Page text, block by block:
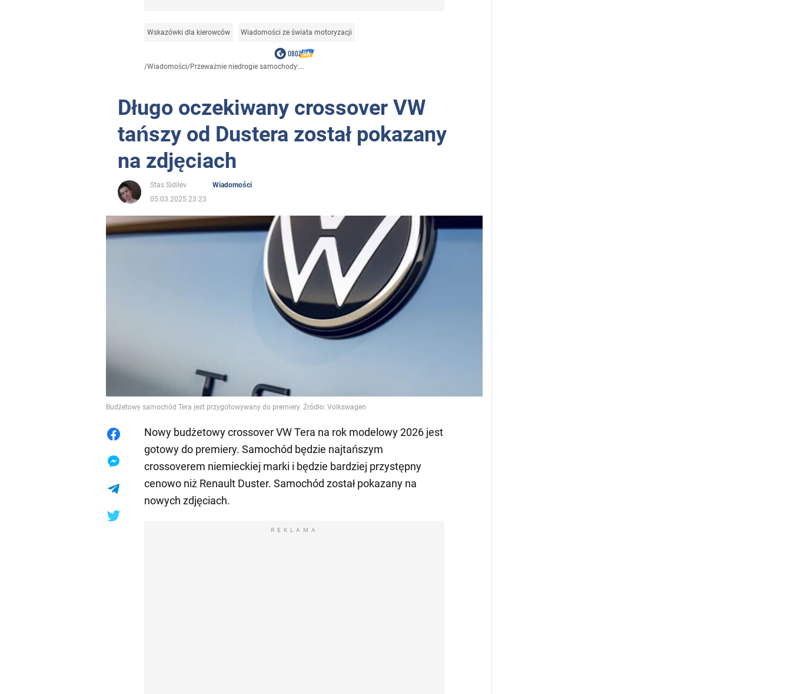
Wskazówki dla kierowców Wiadomości ze świata motoryzacji
/Wiadomości/Przeważnie niedrogie samochody:...
Długo oczekiwany crossover VW
tańszy od Dustera został pokazany
na zdjęciach
Stas Sidilev
Wiadomości
05.03.2025 23:23
Budżetowy samochód Tera jest przygotowywany do premiery. Źródło: Volkswagen
Nowy budżetowy crossover VW Tera na rok modelowy 2026 jest
gotowy do premiery. Samochód będzie najtańszym
crossoverem niemieckiej marki i będzie bardziej przystępny
cenowo niż Renault Duster. Samochód został pokazany na
nowych zdjęciach.
REKLAMA